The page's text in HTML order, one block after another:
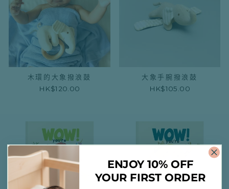
木環的大象撥浪鼓
HK$120.00
大象手腕撥浪鼓
HK$105.00
ENJOY 10% OFF
YOUR FIRST ORDER